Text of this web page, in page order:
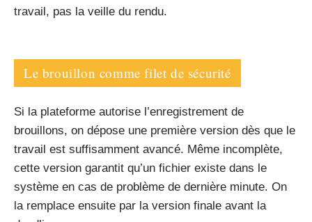
travail, pas la veille du rendu.
Le brouillon comme filet de sécurité
Si la plateforme autorise l’enregistrement de
brouillons, on dépose une première version dès que le
travail est suffisamment avancé. Même incomplète,
cette version garantit qu’un fichier existe dans le
système en cas de problème de dernière minute. On
la remplace ensuite par la version finale avant la